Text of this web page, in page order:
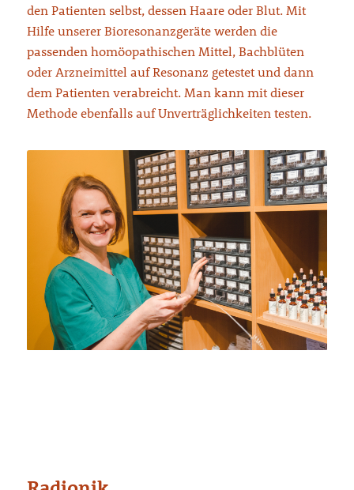
den Patienten selbst, dessen Haare oder Blut. Mit
Hilfe unserer Bioresonanzgeräte werden die
passenden homöopathischen Mittel, Bachblüten
oder Arzneimittel auf Resonanz getestet und dann
dem Patienten verabreicht. Man kann mit dieser
Methode ebenfalls auf Unverträglichkeiten testen.